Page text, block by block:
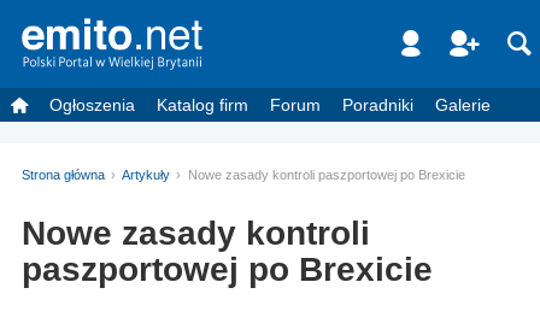
Ogłoszenia Katalog firm Forum Poradniki Galerie
Strona główna Artykuły Nowe zasady kontroli paszportowej po Brexicie
Nowe zasady kontroli
paszportowej po Brexicie